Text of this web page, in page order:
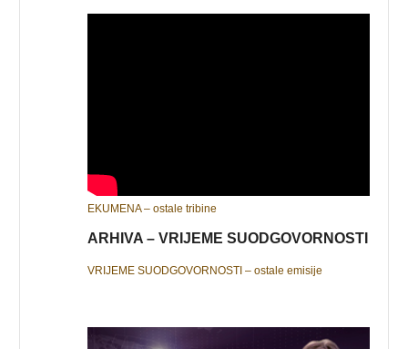
EKUMENA – ostale tribine
ARHIVA – VRIJEME SUODGOVORNOSTI
VRIJEME SUODGOVORNOSTI – ostale emisije